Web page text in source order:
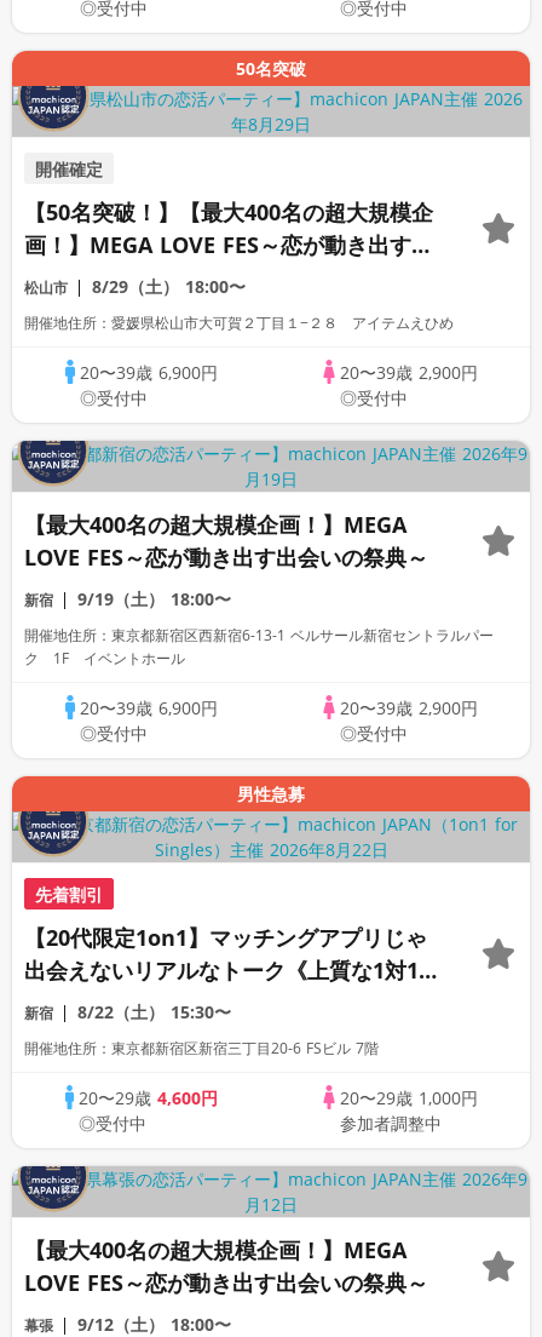
◎受付中
◎受付中
50名突破
開催確定
【50名突破！】【最大400名の超大規模企
画！】MEGA LOVE FES～恋が動き出す出
会いの祭典～
松山市 8/29（土） 18:00〜
開催地住所：愛媛県松山市大可賀２丁目１−２８ アイテムえひめ
20〜39歳 6,900円
◎受付中
20〜39歳 2,900円
◎受付中
【最大400名の超大規模企画！】MEGA
LOVE FES～恋が動き出す出会いの祭典～
新宿 9/19（土） 18:00〜
開催地住所：東京都新宿区西新宿6-13-1 ベルサール新宿セントラルパー
ク 1F イベントホール
20〜39歳 6,900円
◎受付中
20〜39歳 2,900円
◎受付中
男性急募
先着割引
【20代限定1on1】マッチングアプリじゃ
出会えないリアルなトーク《上質な1対1相
席専用会場》《全席半個室》《飲み放題付
き》《machicon JAPAN主催》
新宿 8/22（土） 15:30〜
開催地住所：東京都新宿区新宿三丁目20-6 FSビル 7階
20〜29歳4,600円
◎受付中
20〜29歳 1,000円
参加者調整中
【最大400名の超大規模企画！】MEGA
LOVE FES～恋が動き出す出会いの祭典～
幕張 9/12（土） 18:00〜